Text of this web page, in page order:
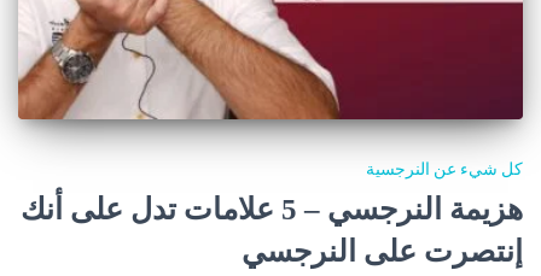
كل شيء عن النرجسية
هزيمة النرجسي – 5 علامات تدل على أنك
إنتصرت على النرجسي